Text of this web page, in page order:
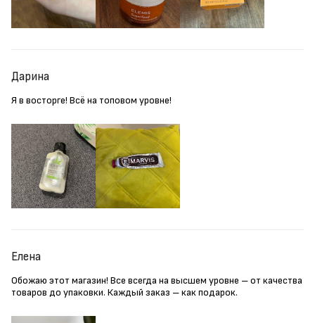
Дарина
Я в восторге! Всё на топовом уровне!
Елена
Обожаю этот магазин! Все всегда на высшем уровне – от качества
товаров до упаковки. Каждый заказ – как подарок.